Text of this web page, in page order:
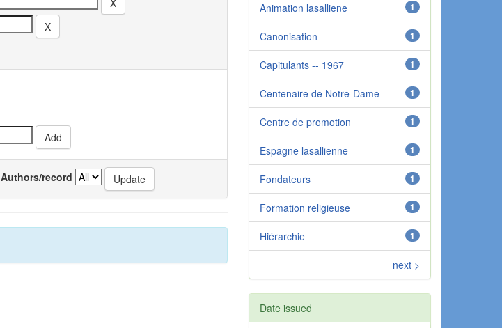
Authors/record
1
Animation lasalliene
1
Canonisation
1
Capitulants -- 1967
1
Centenaire de Notre-Dame
1
Centre de promotion
1
Espagne lasallienne
1
Fondateurs
1
Formation religieuse
1
Hiérarchie
next >
Date issued